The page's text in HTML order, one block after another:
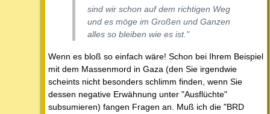
sind wir schon auf dem richtigen Weg
und es möge im Großen und Ganzen
alles so bleiben wie es ist."
Wenn es bloß so einfach wäre! Schon bei Ihrem Beispiel
mit dem Massenmord in Gaza (den Sie irgendwie
scheints nicht besonders schlimm finden, wenn Sie
dessen negative Erwähnung unter "Ausflüchte"
subsumieren) fangen Fragen an. Muß ich die "BRD